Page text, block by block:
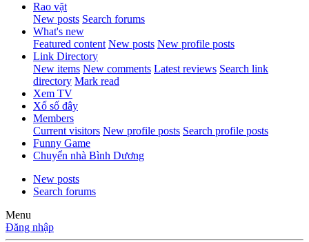
Rao vặt
New posts Search forums
What's new
Featured content New posts New profile posts
Link Directory
New items New comments Latest reviews Search link
directory Mark read
Xem TV
Xổ số đây
Members
Current visitors New profile posts Search profile posts
Funny Game
Chuyển nhà Bình Dương
New posts
Search forums
Menu
Đăng nhập